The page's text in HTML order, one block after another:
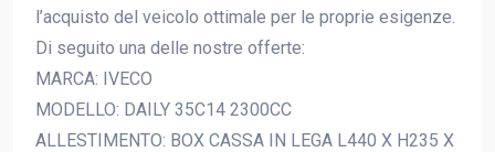
l’acquisto del veicolo ottimale per le proprie esigenze.
Di seguito una delle nostre offerte:
MARCA: IVECO
MODELLO: DAILY 35C14 2300CC
ALLESTIMENTO: BOX CASSA IN LEGA L440 X H235 X